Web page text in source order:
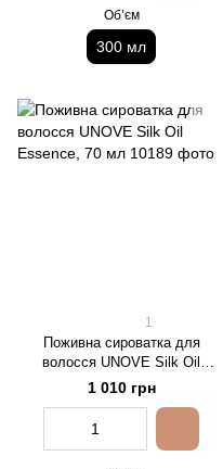
Обʼєм
300 мл
1
Поживна сироватка для
волосся UNOVE Silk Oil
Essence, 70 мл
1 010 грн